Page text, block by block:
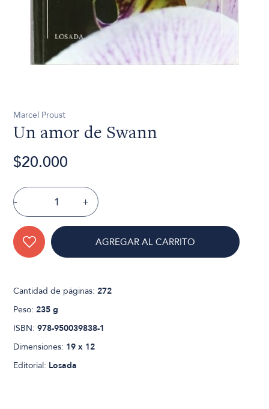
Marcel Proust
Un amor de Swann
$20.000
- +
AGREGAR AL CARRITO
Cantidad de páginas:272
Peso:235 g
ISBN:978-950039838-1
Dimensiones: 19 x 12
Editorial: Losada